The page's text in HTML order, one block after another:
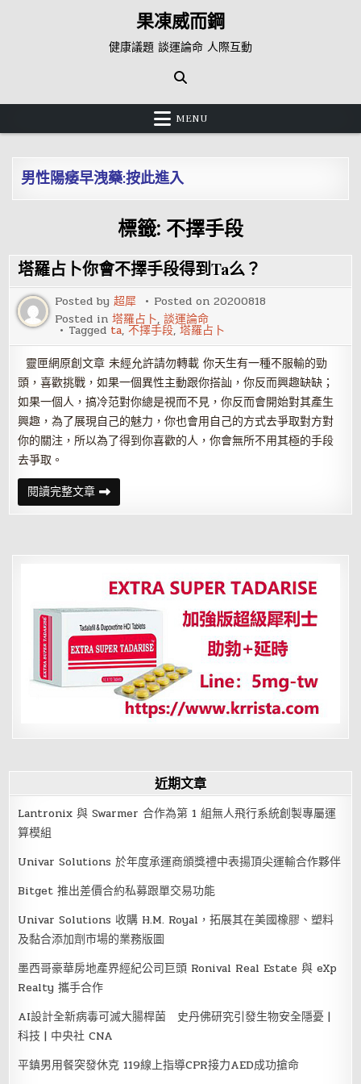
果凍威而鋼
健康議題 談運論命 人際互動
MENU
男性陽痿早洩藥:按此進入
標籤: 不擇手段
塔羅占卜你會不擇手段得到Ta么？
Posted by超犀 Posted on20200818
Posted in塔羅占卜,談運論命
Tagged ta,不擇手段,塔羅占卜
靈匣網原創文章 未經允許請勿轉載 你天生有一種不服輸的勁
頭，喜歡挑戰，如果一個異性主動跟你搭訕，你反而興趣缺缺；
如果一個人，搞冷范對你總是視而不見，你反而會開始對其產生
興趣，為了展現自己的魅力，你也會用自己的方式去爭取對方對
你的關注，所以為了得到你喜歡的人，你會無所不用其極的手段
去爭取。
閱讀完整文章塔
羅
占
不
段
得
到
Ta
么？
近期文章
Lantronix 與 Swarmer 合作為第 1 組無人飛行系統創製專屬運
算模組
Univar Solutions 於年度承運商頒獎禮中表揚頂尖運輸合作夥伴
Bitget 推出差價合約私募跟單交易功能
Univar Solutions 收購 H.M. Royal，拓展其在美國橡膠、塑料
及黏合添加劑市場的業務版圖
墨西哥豪華房地產界經紀公司巨頭 Ronival Real Estate 與 eXp
Realty 攜手合作
AI設計全新病毒可滅大腸桿菌 史丹佛研究引發生物安全隱憂 |
科技 | 中央社 CNA
平鎮男用餐突發休克 119線上指導CPR接力AED成功搶命